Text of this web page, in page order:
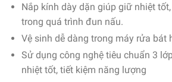
Nắp kính dày dặn giúp giữ nhiệt
trong quá trình đun nấu.
Vệ sinh dễ dàng trong máy rửa bát
Sử dụng công nghệ tiêu chuẩn 3
nhiệt tốt, tiết kiệm năng lượng